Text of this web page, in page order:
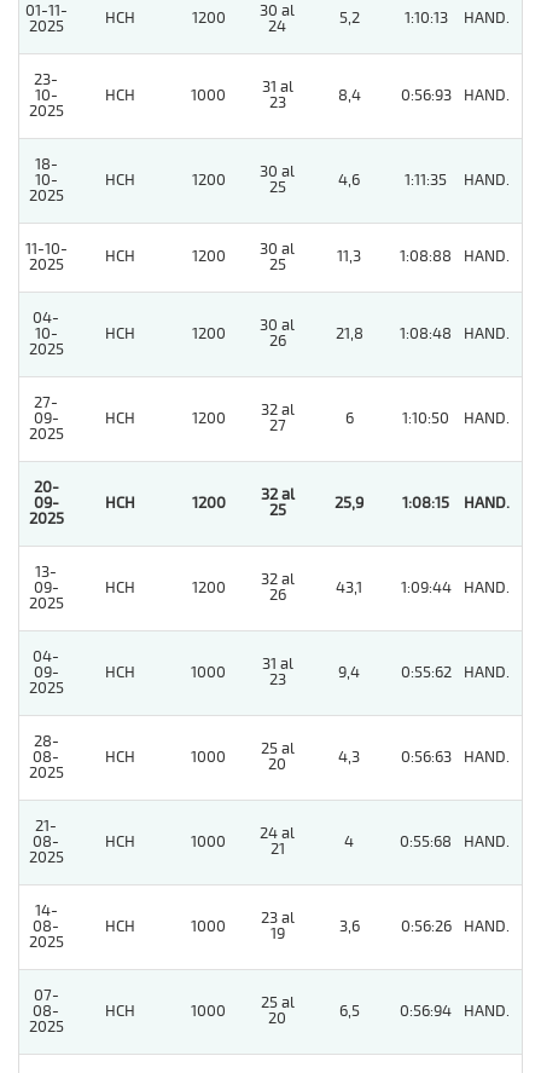
01-11-
2025
HCH 1200
30 al
24
5,2 1:10:13 HAND.
23-
10-
2025
HCH 1000
31 al
23
8,4 0:56:93 HAND.
18-
10-
2025
HCH 1200
30 al
25
4,6 1:11:35 HAND.
11-10-
2025
HCH 1200
30 al
25
11,3 1:08:88 HAND.
04-
10-
2025
HCH 1200
30 al
26
21,8 1:08:48 HAND.
27-
09-
2025
HCH 1200
32 al
27
6 1:10:50 HAND.
20-
09-
2025
HCH 1200
32 al
25
25,9 1:08:15 HAND.
13-
09-
2025
HCH 1200
32 al
26
43,1 1:09:44 HAND.
04-
09-
2025
HCH 1000
31 al
23
9,4 0:55:62 HAND.
28-
08-
2025
HCH 1000
25 al
20
4,3 0:56:63 HAND.
21-
08-
2025
HCH 1000
24 al
21
4 0:55:68 HAND.
14-
08-
2025
HCH 1000
23 al
19
3,6 0:56:26 HAND.
07-
08-
2025
HCH 1000
25 al
20
6,5 0:56:94 HAND.